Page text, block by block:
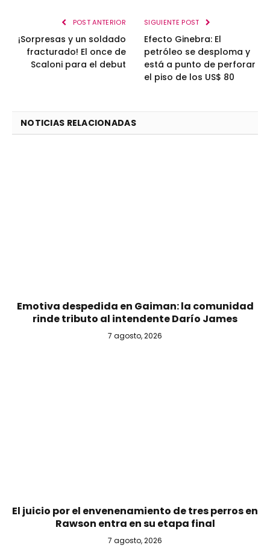
POST ANTERIOR
¡Sorpresas y un soldado
fracturado! El once de
Scaloni para el debut
SIGUIENTE POST
Efecto Ginebra: El
petróleo se desploma y
está a punto de perforar
el piso de los US$ 80
NOTICIAS RELACIONADAS
Emotiva despedida en Gaiman: la comunidad
rinde tributo al intendente Darío James
7 agosto, 2026
El juicio por el envenenamiento de tres perros en
Rawson entra en su etapa final
7 agosto, 2026